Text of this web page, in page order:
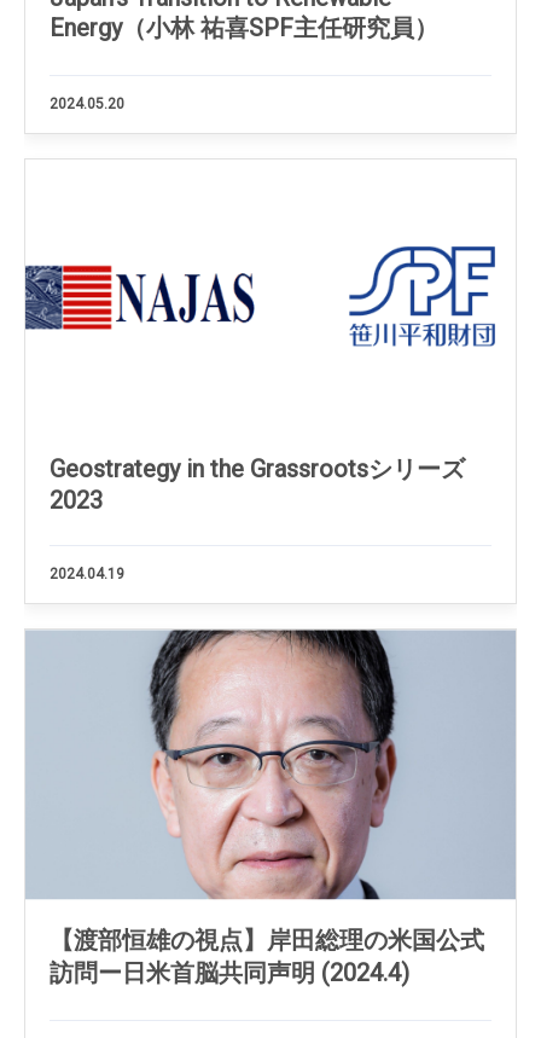
Energy（小林 祐喜SPF主任研究員）
2024.05.20
Geostrategy in the Grassrootsシリーズ
2023
2024.04.19
【渡部恒雄の視点】岸田総理の米国公式
訪問ー日米首脳共同声明 (2024.4)